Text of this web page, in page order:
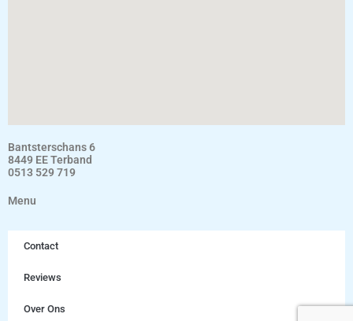
Bantsterschans 6
8449 EE Terband
0513 529 719
Menu
Contact
Reviews
Over Ons